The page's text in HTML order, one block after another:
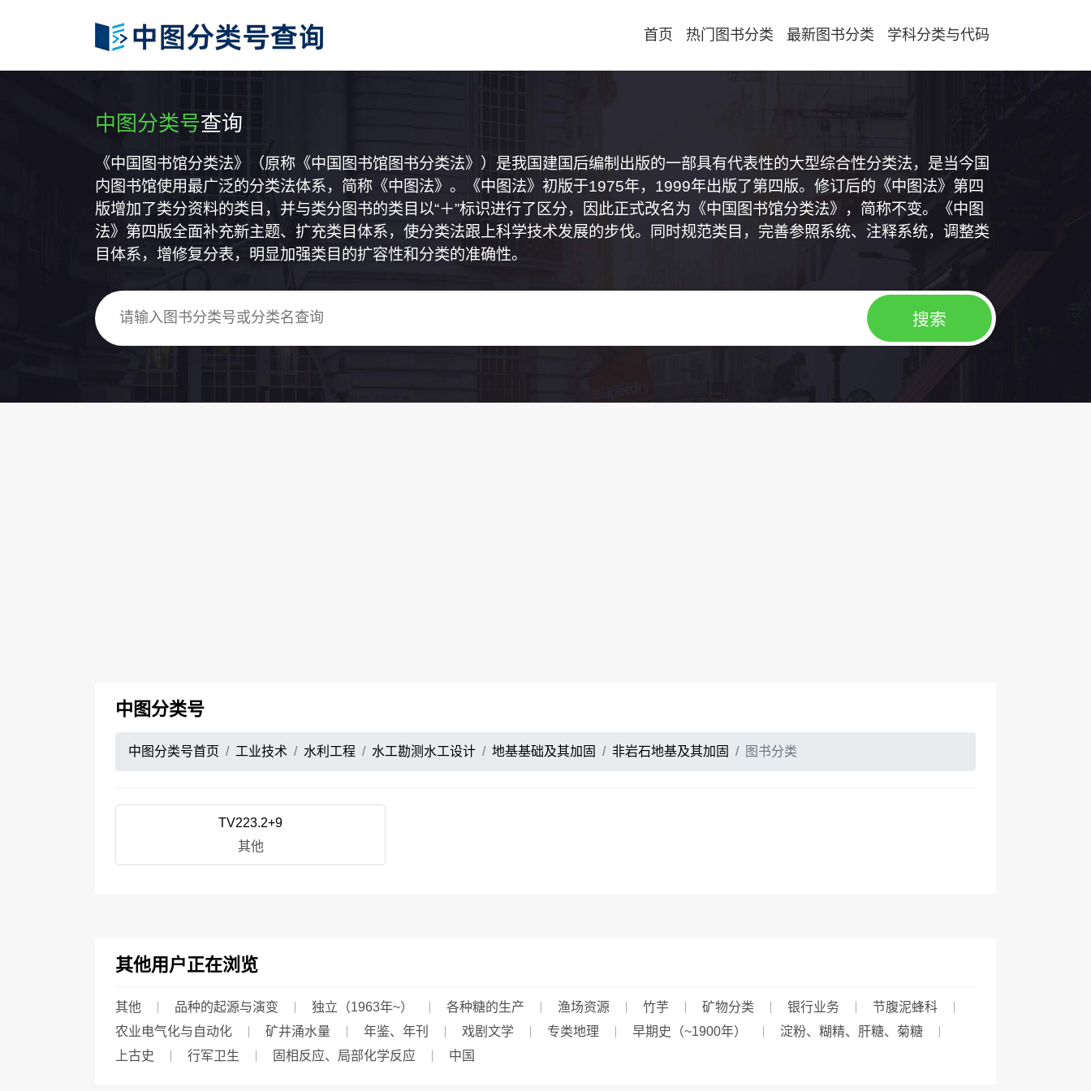
首页 热门图书分类 最新图书分类 学科分类与代码
中图分类号查询
《中国图书馆分类法》（原称《中国图书馆图书分类法》）是我国建国后编制出版的一部具有代表性的大型综合性分类法，是当今国
内图书馆使用最广泛的分类法体系，简称《中图法》。《中图法》初版于1975年，1999年出版了第四版。修订后的《中图法》第四
版增加了类分资料的类目，并与类分图书的类目以“＋”标识进行了区分，因此正式改名为《中国图书馆分类法》，简称不变。《中图
法》第四版全面补充新主题、扩充类目体系，使分类法跟上科学技术发展的步伐。同时规范类目，完善参照系统、注释系统，调整类
目体系，增修复分表，明显加强类目的扩容性和分类的准确性。
中图分类号
中图分类号首页 工业技术 水利工程 水工勘测水工设计 地基基础及其加固 非岩石地基及其加固 图书分类
TV223.2+9
其他
其他用户正在浏览
其他 品种的起源与演变 独立（1963年~） 各种糖的生产 渔场资源 竹芋 矿物分类 银行业务
节腹泥蜂科
农业电气化与自动化
矿井涌水量 年鉴、年刊 戏剧文学 专类地理 早期史（~1900年）
淀粉、糊精、肝糖、菊糖
上古史
行军卫生 固相反应、局部化学反应 中国